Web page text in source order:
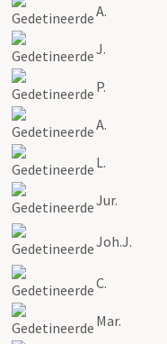
A.
J.
P.
A.
L.
Jur.
Joh.J.
C.
Mar.